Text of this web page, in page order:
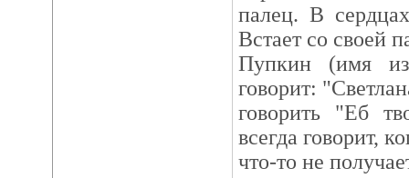
палец. В
Встает со своей
Пупкин (имя
говорит:
говорить "Еб
всегда говорит,
что-то не